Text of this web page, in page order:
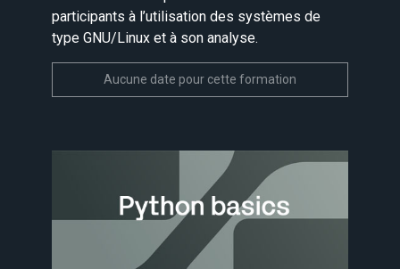
participants à l’utilisation des systèmes de
type GNU/Linux et à son analyse.
Aucune date pour cette formation